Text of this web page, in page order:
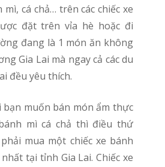
cá chả… trên các chiếc xe
đặt trên vỉa hè hoặc đi
đang là 1 món ăn không
Gia Lai mà ngay cả các du
đều yêu thích.
mì cá chả thì điều thứ
mua một chiếc xe bánh
tại tỉnh Gia Lai. Chiếc xe